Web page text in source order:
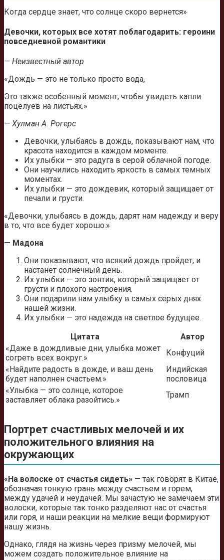
Когда сердце знает, что солнце скоро вернется»
Девочки, которых все хотят поблагодарить: героини
повседневной романтики
— Неизвестный автор
«Дождь — это не только просто вода,
Это также особенный момент, чтобы увидеть капли
поцелуев на листьях.»
— Хулман А. Рогерс
Девочки, улыбаясь в дождь, показывают нам, что
красота находится в каждом моменте.
Их улыбки — это радуга в серой облачной погоде.
Они научились находить яркость в самых темных
моментах.
Их улыбки — это дождевик, который защищает от
печали и грусти.
«Девочки, улыбаясь в дождь, дарят нам надежду и веру
в то, что все будет хорошо.»
— Мадона
Они показывают, что всякий дождь пройдет, и
настанет солнечный день.
Их улыбки — это зонтик, который защищает от
грусти и плохого настроения.
Они подарили нам улыбку в самых серых днях
нашей жизни.
Их улыбки — это надежда на светлое будущее.
Цитата
Автор
«Даже в дождливые дни, улыбка может
согреть всех вокруг.»
Конфуций
«Найдите радость в дожде, и ваш день
будет наполнен счастьем.»
Индийская
пословица
«Улыбка — это солнце, которое
заставляет облака разойтись.»
Трамп
Портрет счастливых мелочей и их
положительного влияния на
окружающих
«На волоске от счастья сидеть» — так говорят в Китае,
обозначая тонкую грань между счастьем и горем,
между удачей и неудачей. Мы зачастую не замечаем эти
волоски, которые так тонко разделяют нас от счастья
или горя, и наши реакции на мелкие вещи формируют
нашу жизнь.
Однако, глядя на жизнь через призму мелочей, мы
можем создать положительное влияние на